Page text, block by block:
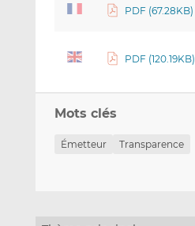
e
n
b
k
PDF (67.28KB)
PDF (120.19KB)
Mots clés
Émetteur Transparence